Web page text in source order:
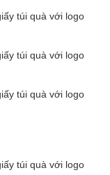
túi quà với logo
túi quà với logo
túi quà với logo
túi quà với logo